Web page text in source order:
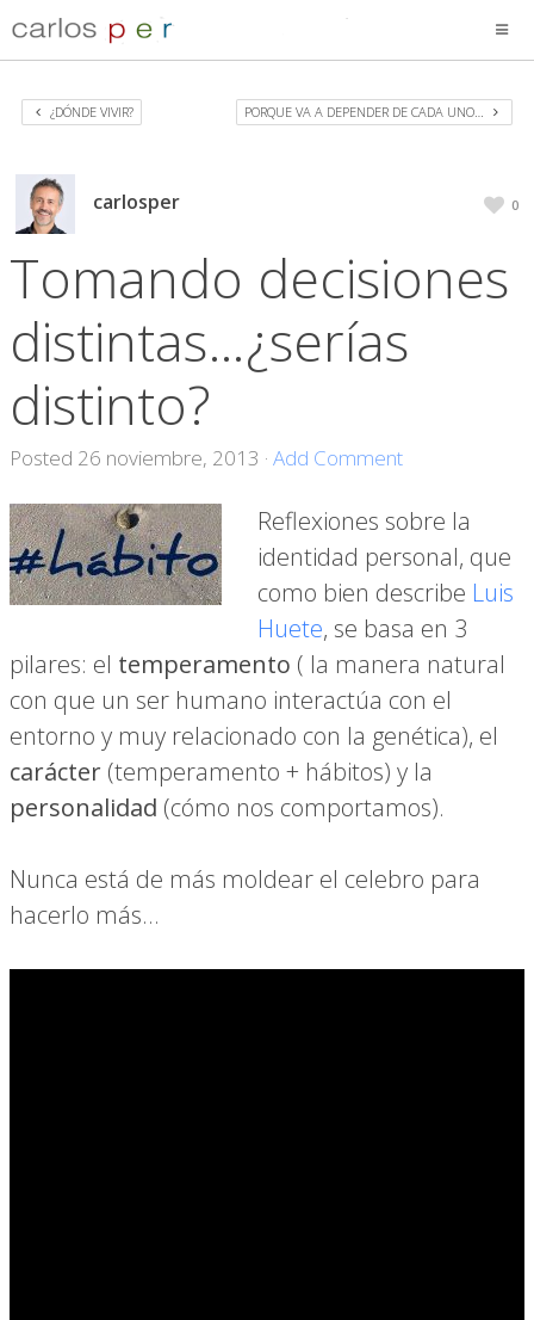
¿DÓNDE VIVIR? PORQUE VA A DEPENDER DE CADA UNO…
carlosper 0
Tomando decisiones
distintas…¿serías
distinto?
Posted 26 noviembre, 2013 · Add Comment
Reflexiones sobre la
identidad personal, que
como bien describe Luis
Huete, se basa en 3
pilares: el temperamento ( la manera natural
con que un ser humano interactúa con el
entorno y muy relacionado con la genética), el
carácter (temperamento + hábitos) y la
personalidad (cómo nos comportamos).
Nunca está de más moldear el celebro para
hacerlo más…